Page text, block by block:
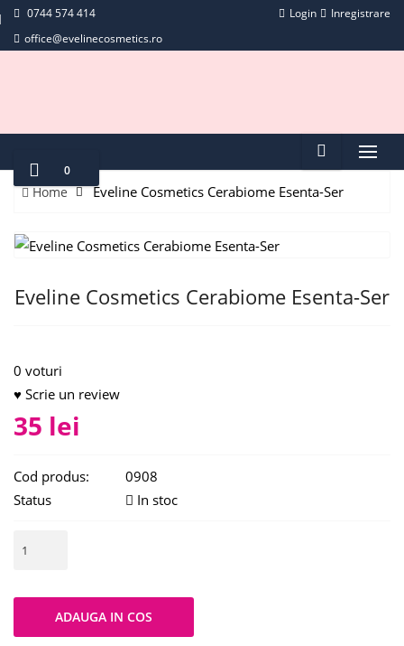
0744 574 414
office@evelinecosmetics.ro
Login Inregistrare
0
Home Eveline Cosmetics Cerabiome Esenta-Ser
Eveline Cosmetics Cerabiome Esenta-Ser
0 voturi
♥ Scrie un review
35 lei
Cod produs:
0908
Status
In stoc